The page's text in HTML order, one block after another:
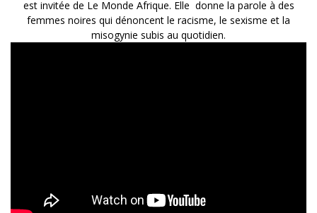
est invitée de Le Monde Afrique. Elle donne la parole à des
femmes noires qui dénoncent le racisme, le sexisme et la
misogynie subis au quotidien.